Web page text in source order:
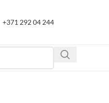
+371 292 04 244